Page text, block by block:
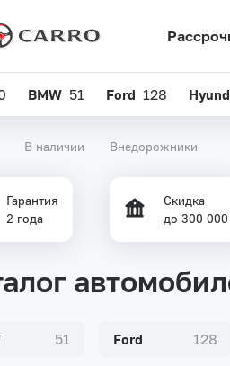
BMW 51 Ford 128
В наличии Внедорожники
Гарантия
2 года
Скидка
до 300
51 Ford 128